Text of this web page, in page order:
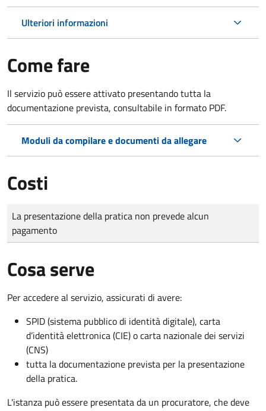
Ulteriori informazioni
Come fare
Il servizio può essere attivato presentando tutta la
documentazione prevista, consultabile in formato PDF.
Moduli da compilare e documenti da allegare
Costi
Tipo di pagamento
Importo
La presentazione della pratica non prevede alcun
pagamento
Cosa serve
Per accedere al servizio, assicurati di avere:
SPID (sistema pubblico di identità digitale), carta
d’identità elettronica (CIE) o carta nazionale dei servizi
(CNS)
tutta la documentazione prevista per la presentazione
della pratica.
L'istanza può essere presentata da un procuratore, che deve